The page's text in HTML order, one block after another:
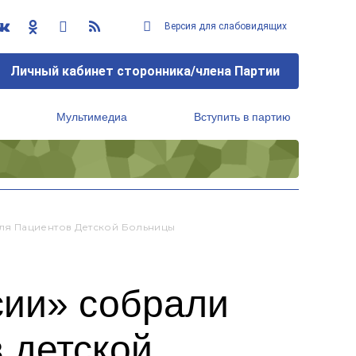
Версия для слабовидящих
Личный кабинет сторонника/члена Партии
Мультимедиа Вступить в партию
Пациентов Детской Больницы
собрали